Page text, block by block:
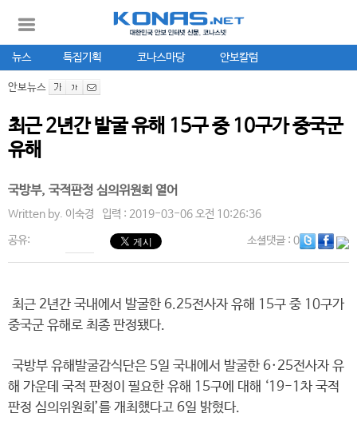
뉴스 특집기획 코나스마당 안보칼럼
안보뉴스
최근 2년간 발굴 유해 15구 중 10구가 중국군
유해
국방부, 국적판정 심의위원회 열어
Written by. 이숙경 입력 : 2019-03-06 오전 10:26:36
공유: 소셜댓글: 0
최근 2년간 국내에서 발굴한 6.25전사자 유해 15구 중 10구가
중국군 유해로 최종 판정됐다.
국방부 유해발굴감식단은 5일 국내에서 발굴한 6·25전사자 유
해 가운데 국적 판정이 필요한 유해 15구에 대해 ‘19-1차 국적
판정 심의위원회’를 개최했다고 6일 밝혔다.